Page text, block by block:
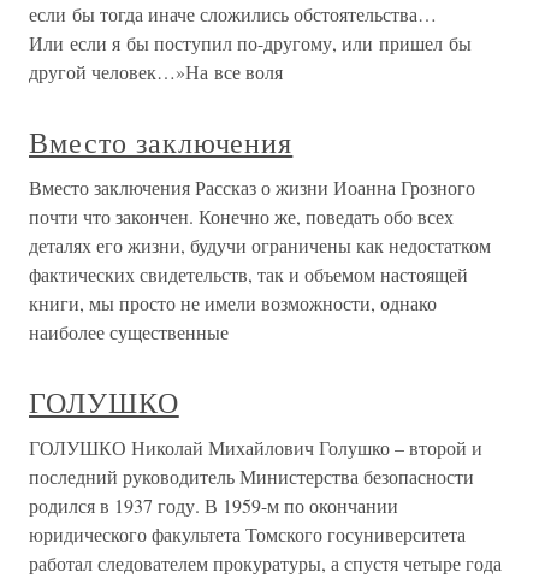
если бы тогда иначе сложились обстоятельства…
Или если я бы поступил по-другому, или пришел бы
другой человек…»На все воля
Вместо заключения
Вместо заключения Рассказ о жизни Иоанна Грозного
почти что закончен. Конечно же, поведать обо всех
деталях его жизни, будучи ограничены как недостатком
фактических свидетельств, так и объемом настоящей
книги, мы просто не имели возможности, однако
наиболее существенные
ГОЛУШКО
ГОЛУШКО Николай Михайлович Голушко – второй и
последний руководитель Министерства безопасности
родился в 1937 году. В 1959-м по окончании
юридического факультета Томского госуниверситета
работал следователем прокуратуры, а спустя четыре года